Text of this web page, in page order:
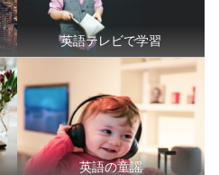
英語テレビで学習
英語の童謡